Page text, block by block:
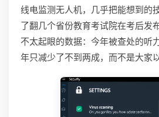
线电监测无人机，几乎把能想到的
了翻几个省份教育考试院在考后发
不太起眼的数据：今年被查处的听
年只减少了不到两成，而不是大家